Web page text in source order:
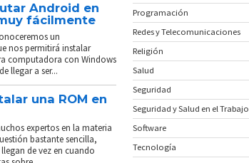
Android en
fácilmente
un
nos permitirá instalar
computadora con Windows
llegar a ser...
una ROM en
expertos en la materia
bastante sencilla,
de vez en cuando
Programación
Redes y Telecomunicaciones
Religión
Salud
Seguridad
Seguridad y Salud en el Trabajo
Software
Tecnología